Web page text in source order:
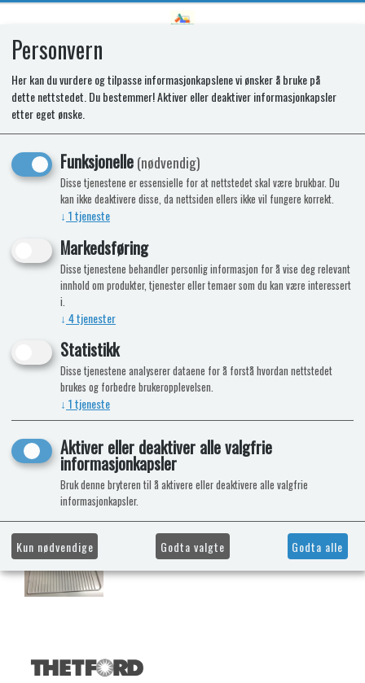
Hylle kjøleskap N100 SRC SHELF
.
Nyhet
Personvern
Her kan du vurdere og tilpasse informasjonkapslene vi ønsker å bruke på
dette nettstedet. Du bestemmer! Aktiver eller deaktiver informasjonkapsler
etter eget ønske.
Funksjonelle(nødvendig)
Disse tjenestene er essensielle for at nettstedet skal være brukbar. Du
kan ikke deaktivere disse, da nettsiden ellers ikke vil fungere korrekt.
↓ 1tjeneste
Markedsføring
Disse tjenestene behandler personlig informasjon for å vise deg relevant
innhold om produkter, tjenester eller temaer som du kan være interessert
i.
↓ 4tjenester
Statistikk
Disse tjenestene analyserer dataene for å forstå hvordan nettstedet
brukes og forbedre brukeropplevelsen.
↓ 1tjeneste
Aktiver eller deaktiver alle valgfrie
informasjonkapsler
Bruk denne bryteren til å aktivere eller deaktivere alle valgfrie
informasjonkapsler.
Kun nødvendige Godta valgte Godta alle